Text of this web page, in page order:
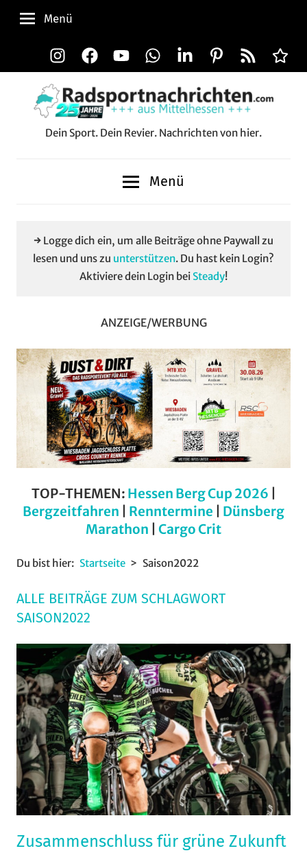
Zum
Inhalt
InstagramFacebookYouTubeWhatsAppLinkedInPinterest
RSS-
Feed
Alle
Menü
Dein Sport. Dein Revier. Nachrichten von hier.
Menü
→ Logge dich ein, um alle Beiträge ohne Paywall zu
lesen und uns zu unterstützen. Du hast kein Login?
Aktiviere dein Login bei Steady!
ANZEIGE/WERBUNG
TOP-THEMEN: Hessen Berg Cup 2026
Bergzeitfahren
Renntermine
Dünsberg
Marathon
Cargo Crit
Du bist hier: Startseite Saison2022
ALLE BEITRÄGE ZUM SCHLAGWORT
SAISON2022
Zusammenschluss für grüne Zukunft